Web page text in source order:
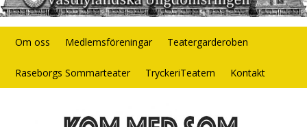
Om oss Medlemsföreningar Teatergarderoben
Raseborgs Sommarteater TryckeriTeatern Kontakt